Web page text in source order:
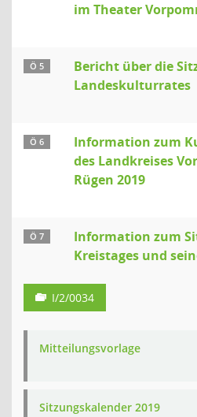
im Theater
Ö 5
Bericht über die
Landeskulturrates
Ö 6
Information zum
des Landkreises
Rügen 2019
Ö 7
Information zum
Kreistages und
I/2/0034
Mitteilungsvorlage
Sitzungskalender 2019